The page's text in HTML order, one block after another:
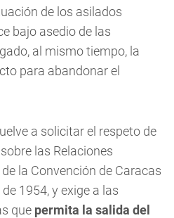
de los asilados
bajo asedio de las
al mismo tiempo, la
para abandonar el
a solicitar el respeto de
las Relaciones
la Convención de Caracas
1954, y exige a las
que permita la salida del